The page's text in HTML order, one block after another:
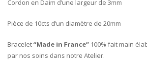
Cordon en Daim d’une largeur de 3mm
Pièce de 10cts d’un diamètre de 20mm
Bracelet“Made in France” 100% fait main
par nos soins dans notre Atelier.